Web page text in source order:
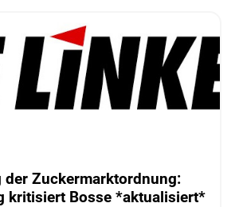
der Zuckermarktordnung:
kritisiert Bosse *aktualisiert*